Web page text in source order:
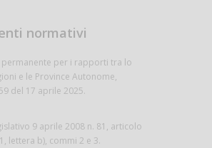
normativi
permanente per i rapporti tra lo
e le Province Autonome,
del 17 aprile 2025.
9 aprile 2008 n. 81, articolo
lettera b), commi 2 e 3.